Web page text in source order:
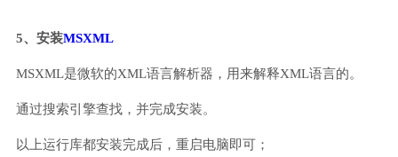
5、安装MSXML
MSXML是微软的XML语言解析器，用来解释XML语言的。
通过搜索引擎查找，并完成安装。
以上运行库都安装完成后，重启电脑即可；